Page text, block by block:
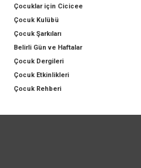
Çocuklar için Cicicee
Çocuk Kulübü
Çocuk Şarkıları
Belirli Gün ve Haftalar
Çocuk Dergileri
Çocuk Etkinlikleri
Çocuk Rehberi